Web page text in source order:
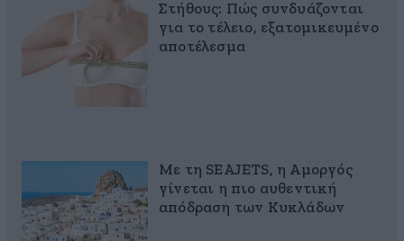
Στήθους: Πώς συνδυάζονται
για το τέλειο, εξατομικευμένο
αποτέλεσμα
Με τη SEAJETS, η Αμοργός
γίνεται η πιο αυθεντική
απόδραση των Κυκλάδων